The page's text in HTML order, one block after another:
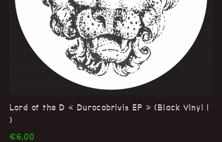
Lord of the D « Durocobrivis EP » (Black Vinyl !
)
€6,00